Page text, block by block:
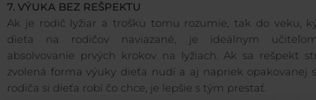
7. VÝUKA BEZ REŠPEKTU
Ak je rodič lyžiar a trošku tomu rozumie, tak do veku,
dieťa na rodičov naviazané, je ideálnym
absolvovanie prvých krokov na lyžiach. Ak sa rešpekt
zvolená forma výuky dieťa nudí a aj napriek opakovanej
rodiča si dieťa robí čo chce, je lepšie s tým prestať.